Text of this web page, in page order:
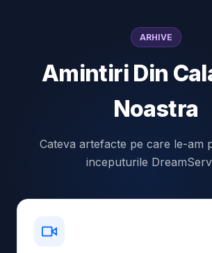
ARHIVE
Amintiri Din
Noastra
Cateva artefacte pe care le-am
inceputurile